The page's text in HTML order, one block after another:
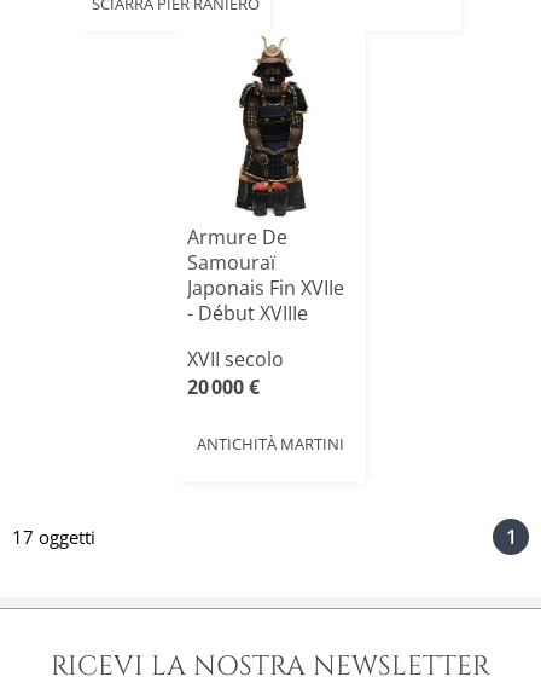
Armure De
Samouraï
Japonais Fin XVIIe
- Début XVIIIe
XVII secolo
20 000 €
ANTICHITÀ MARTINI
17 oggetti 1
RICEVI LA NOSTRA NEWSLETTER